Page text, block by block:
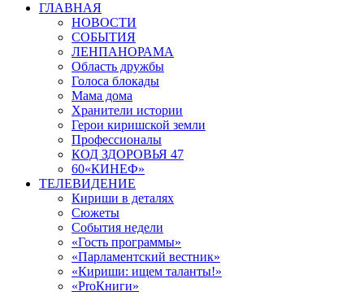
ГЛАВНАЯ
НОВОСТИ
СОБЫТИЯ
ЛЕНПАНОРАМА
Область дружбы
Голоса блокады
Мама дома
Хранители истории
Герои киришской земли
Профессионалы
КОД ЗДОРОВЬЯ 47
60«КИНЕФ»
ТЕЛЕВИДЕНИЕ
Кириши в деталях
Сюжеты
События недели
«Гость программы»
«Парламентский вестник»
«Кириши: ищем таланты!»
«ProКниги»